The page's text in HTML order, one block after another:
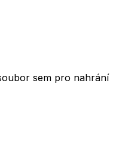
sem pro nahrání